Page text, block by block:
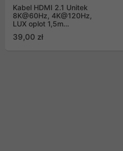
Kabel HDMI 2.1 Unitek
8K@60Hz, 4K@120Hz,
LUX oplot 1,5m
39,00 zł